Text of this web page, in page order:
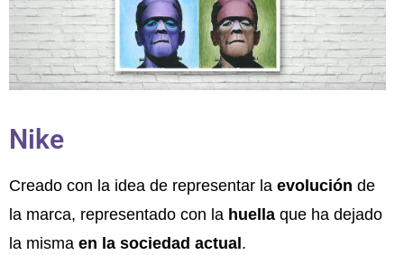
Nike
Creado con la idea de representar la evolución de
la marca, representado con la huella que ha dejado
la misma en la sociedad actual.